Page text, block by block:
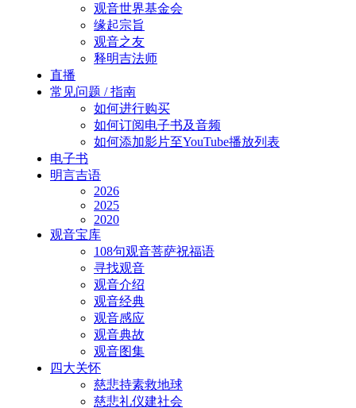
观音世界基金会
缘起宗旨
观音之友
释明吉法师
直播
常见问题 / 指南
如何进行购买
如何订阅电子书及音频
如何添加影片至YouTube播放列表
电子书
明言吉语
2026
2025
2020
观音宝库
108句观音菩萨祝福语
寻找观音
观音介绍
观音经典
观音感应
观音典故
观音图集
四大关怀
慈悲持素救地球
慈悲礼仪建社会